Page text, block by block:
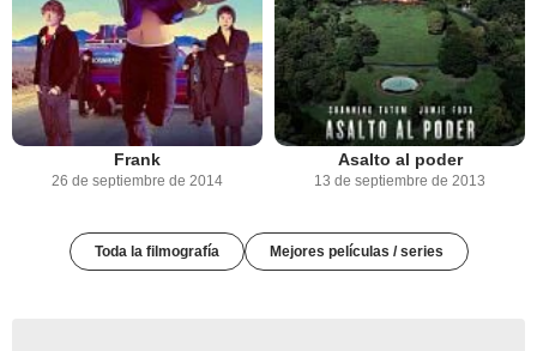
Frank
26 de septiembre de 2014
Asalto al poder
13 de septiembre de 2013
Toda la filmografía Mejores películas / series